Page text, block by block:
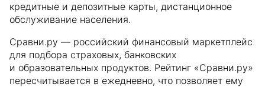
кредитные и депозитные карты, дистанционное
обслуживание населения.
Сравни.ру — российский финансовый маркетплейс
для подбора страховых, банковских
и образовательных продуктов. Рейтинг «Сравни.ру»
пересчитывается в ежедневно, что позволяет ему